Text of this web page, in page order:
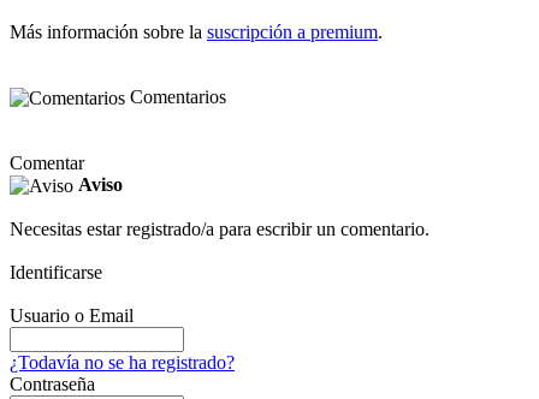
Más información sobre la suscripción a premium.
Comentarios
Comentar
Aviso
Necesitas estar registrado/a para escribir un comentario.
Identificarse
Usuario o Email
¿Todavía no se ha registrado?
Contraseña